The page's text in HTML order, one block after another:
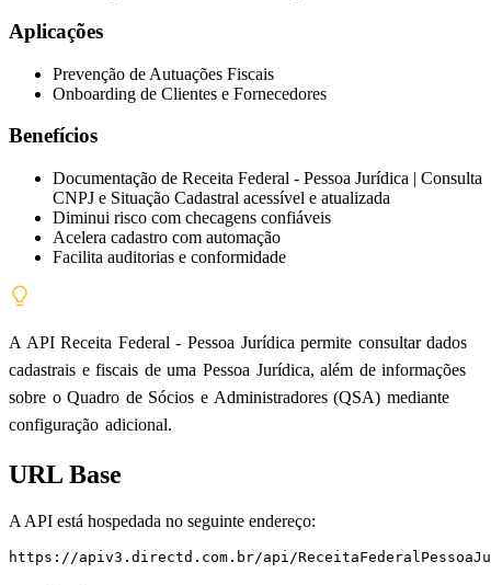
Aplicações
Prevenção de Autuações Fiscais
Onboarding de Clientes e Fornecedores
Benefícios
Documentação de Receita Federal - Pessoa Jurídica | Consulta
CNPJ e Situação Cadastral acessível e atualizada
Diminui risco com checagens confiáveis
Acelera cadastro com automação
Facilita auditorias e conformidade
A API Receita Federal - Pessoa Jurídica permite consultar dados
cadastrais e fiscais de uma Pessoa Jurídica, além de informações
sobre o Quadro de Sócios e Administradores (QSA) mediante
configuração adicional.
URL Base
A API está hospedada no seguinte endereço:
https://apiv3.directd.com.br/api/